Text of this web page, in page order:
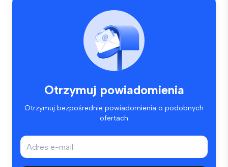
Otrzymuj powiadomienia
Otrzymuj bezpośrednie powiadomienia o podobnych
ofertach